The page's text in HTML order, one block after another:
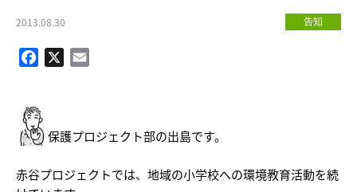
2013.08.30 告知
Facebook
保護プロジェクト部の出島です。
赤谷プロジェクトでは、地域の小学校への環境教育活動を続